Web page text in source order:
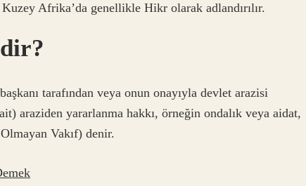
Afrika’da genellikle Hikr olarak adlandırılır.
tarafından veya onun onayıyla devlet arazisi
araziden yararlanma hakkı, örneğin ondalık veya aidat,
Vakıf) denir.